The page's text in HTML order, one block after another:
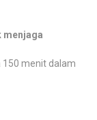
menjaga
150 menit dalam